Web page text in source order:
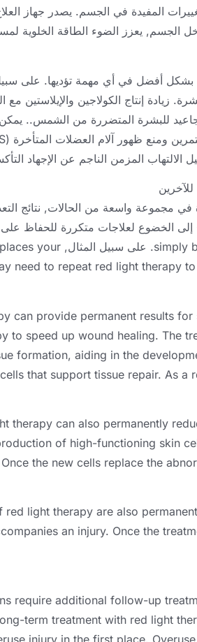
المفيدة في الجسم. يصدر جهاز
يعزز الضوء الطاقة الخلوية
بشكل أفضل في أي مهمة تؤديها. على
زيادة إنتاج الكولاجين والإيلاستين مع
للبشرة المتضررة من الشمس..
الالتهاب المزمن الناجم عن الإجهاد
مجموعة واسعة من الحالات, نتائج
الخضوع لعلاجات متكررة للحفاظ على
simply. على سبيل المثال, your
need to repeat red light therapy
can provide permanent results
to speed up wound healing. The
formation, aiding in the
that support tissue repair. As a
therapy can also permanently
of high-functioning skin
Once the new cells replace the
red light therapy are also
an injury. Once the
require additional follow-up
term treatment with red light
injury in the first place.